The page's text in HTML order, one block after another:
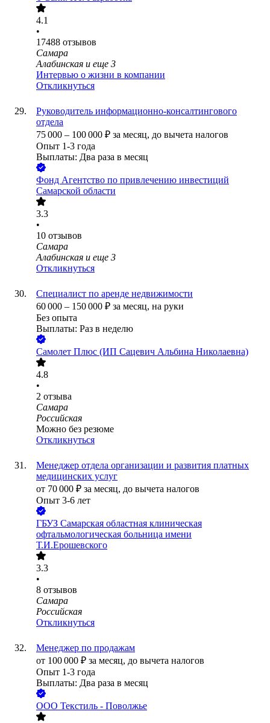
4.1
•
17488 отзывов
Самара
Алабинская и еще 3
Интервью о жизни в компании
Откликнуться
Руководитель информационно-консалтингового
отдела
75 000 – 100 000 ₽ за месяц, до вычета налогов
Опыт 1-3 года
Выплаты: Два раза в месяц
Фонд Агентство по привлечению инвестиций
Самарской области
3.3
•
10 отзывов
Самара
Алабинская и еще 3
Откликнуться
Специалист по аренде недвижимости
60 000 – 150 000 ₽ за месяц, на руки
Без опыта
Выплаты: Раз в неделю
Самолет Плюс (ИП Сацевич Альбина Николаевна)
4.8
•
2 отзыва
Самара
Российская
Можно без резюме
Откликнуться
Менеджер отдела организации и развития платных
медицинских услуг
от 70 000 ₽ за месяц, до вычета налогов
Опыт 3-6 лет
ГБУЗ Самарская областная клиническая
офтальмологическая больница имени
Т.И.Ерошевского
3.3
•
8 отзывов
Самара
Российская
Откликнуться
Менеджер по продажам
от 100 000 ₽ за месяц, до вычета налогов
Опыт 1-3 года
Выплаты: Два раза в месяц
ООО Текстиль - Поволжье